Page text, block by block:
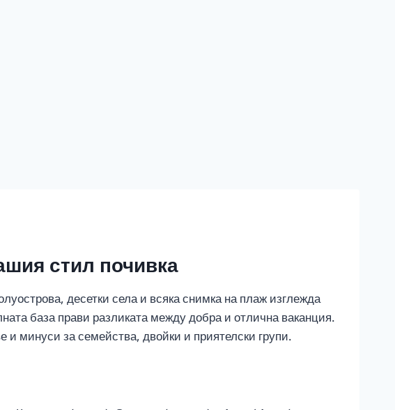
стил почивка
десетки села и всяка снимка на плаж изглежда
база прави разликата между добра и отлична ваканция.
минуси за семейства, двойки и приятелски групи.